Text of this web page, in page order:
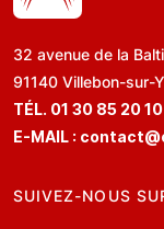
32 avenue de la
91140 Villebon-sur-
TÉL. 01 30 85 20 10
E-MAIL :
SUIVEZ-NOUS